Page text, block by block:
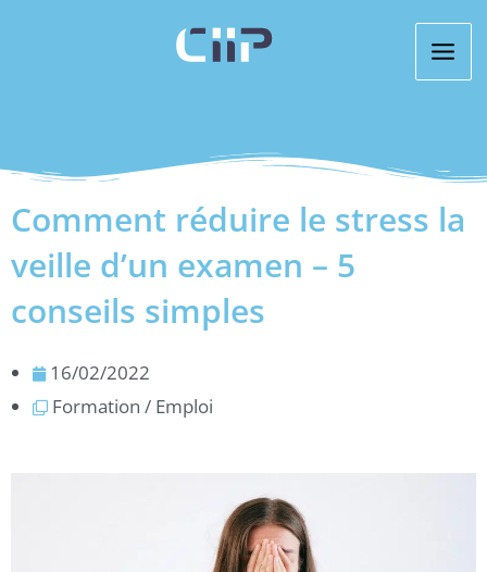
Comment réduire le stress la
veille d’un examen – 5
conseils simples
16/02/2022
Formation / Emploi